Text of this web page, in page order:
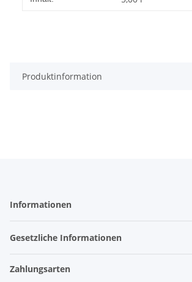
Produktinformation
Informationen
Gesetzliche Informationen
Zahlungsarten